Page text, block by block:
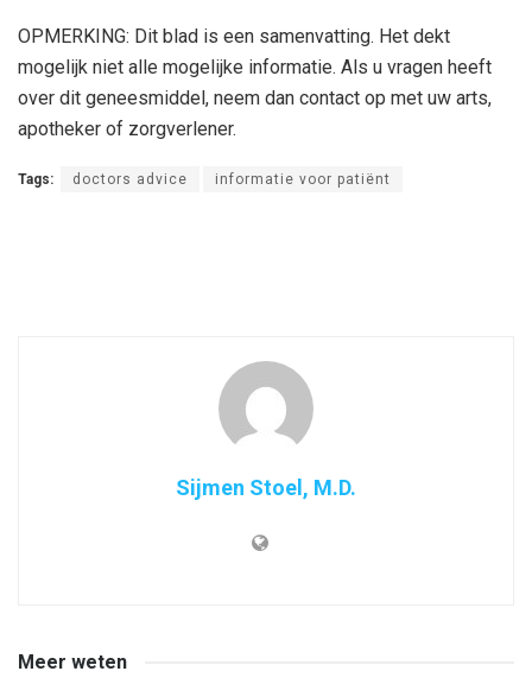
OPMERKING: Dit blad is een samenvatting. Het dekt
mogelijk niet alle mogelijke informatie. Als u vragen heeft
over dit geneesmiddel, neem dan contact op met uw arts,
apotheker of zorgverlener.
Tags: doctors advice informatie voor patiënt
Sijmen Stoel, M.D.
Meer weten